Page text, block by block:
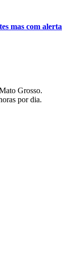
mas com alerta
Grosso.
por dia.